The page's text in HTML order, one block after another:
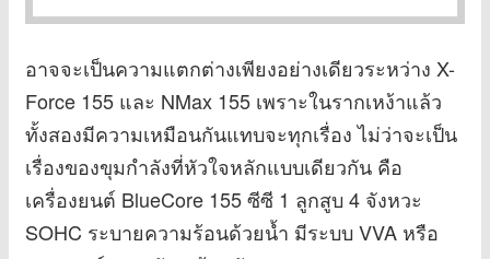
อาจจะเป็นความแตกต่างเพียงอย่างเดียวระหว่าง X-
Force 155 และ NMax 155 เพราะในรากเหง้าแล้ว
ทั้งสองมีความเหมือนกันแทบจะทุกเรื่อง ไม่ว่าจะเป็น
เรื่องของขุมกำลังที่หัวใจหลักแบบเดียวกัน คือ
เครื่องยนต์ BlueCore 155 ซีซี 1 ลูกสูบ 4 จังหวะ
SOHC ระบายความร้อนด้วยน้ำ มีระบบ VVA หรือ